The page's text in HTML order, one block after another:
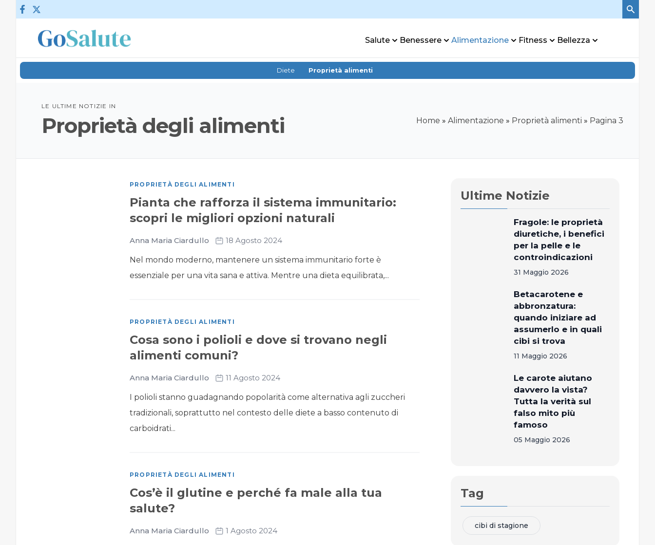
Vai al contenuto
Salute Benessere Alimentazione Fitness Bellezza
Diete Proprietà alimenti
LE ULTIME NOTIZIE IN
Proprietà degli alimenti Home » Alimentazione » Proprietà alimenti » Pagina 3
PROPRIETÀ DEGLI ALIMENTI
Pianta che rafforza il sistema immunitario:
scopri le migliori opzioni naturali
Anna Maria Ciardullo 18 Agosto 2024
Nel mondo moderno, mantenere un sistema immunitario forte è
essenziale per una vita sana e attiva. Mentre una dieta equilibrata,...
PROPRIETÀ DEGLI ALIMENTI
Cosa sono i polioli e dove si trovano negli
alimenti comuni?
Anna Maria Ciardullo 11 Agosto 2024
I polioli stanno guadagnando popolarità come alternativa agli zuccheri
tradizionali, soprattutto nel contesto delle diete a basso contenuto di
carboidrati...
PROPRIETÀ DEGLI ALIMENTI
Cos’è il glutine e perché fa male alla tua
salute?
Anna Maria Ciardullo 1 Agosto 2024
Ultime Notizie
Fragole: le proprietà
diuretiche, i benefici
per la pelle e le
controindicazioni
31 Maggio 2026
Betacarotene e
abbronzatura:
quando iniziare ad
assumerlo e in quali
cibi si trova
11 Maggio 2026
Le carote aiutano
davvero la vista?
Tutta la verità sul
falso mito più
famoso
05 Maggio 2026
Tag
cibi di stagione